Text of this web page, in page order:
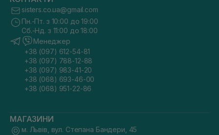
sisters.co.ua@gmail.com
Пн.-Пт. з 10:00 до 19:00
Сб.-Нд. з 11:00 до 18:00
Менеджер
+38 (097) 612-54-81
+38 (097) 788-12-88
+38 (097) 983-41-20
+38 (068) 693-46-00
+38 (068) 951-22-86
МАГАЗИНИ
м. Львів, вул. Степана Бандери, 45